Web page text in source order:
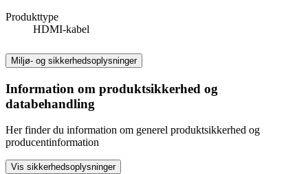
Produkttype
HDMI-kabel
Miljø- og sikkerhedsoplysninger
Information om produktsikkerhed og
databehandling
Her finder du information om generel produktsikkerhed og
producentinformation
Vis sikkerhedsoplysninger